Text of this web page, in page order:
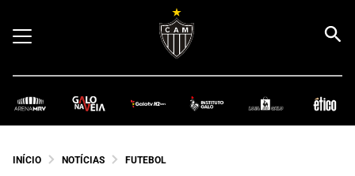
INÍCIO NOTÍCIAS FUTEBOL